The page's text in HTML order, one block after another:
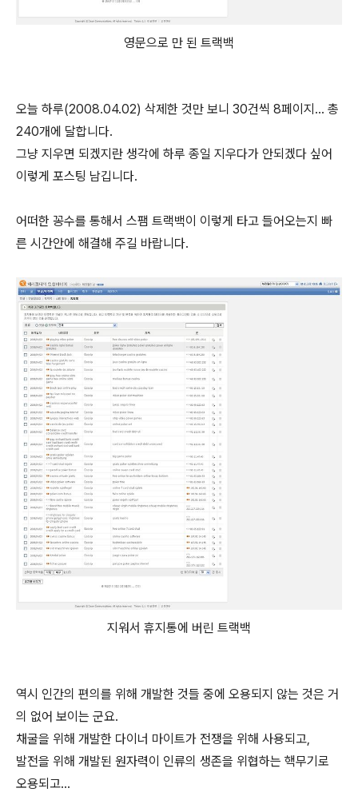
영문으로 만 된 트랙백
오늘 하루(2008.04.02) 삭제한 것만 보니 30건씩 8페이지... 총
240개에 달합니다.
그냥 지우면 되겠지란 생각에 하루 종일 지우다가 안되겠다 싶어
이렇게 포스팅 남깁니다.
어떠한 꽁수를 통해서 스팸 트랙백이 이렇게 타고 들어오는지 빠
른 시간안에 해결해 주길 바랍니다.
지워서 휴지통에 버린 트랙백
역시 인간의 편의를 위해 개발한 것들 중에 오용되지 않는 것은 거
의 없어 보이는 군요.
채굴을 위해 개발한 다이너 마이트가 전쟁을 위해 사용되고,
발전을 위해 개발된 원자력이 인류의 생존을 위협하는 핵무기로
오용되고...